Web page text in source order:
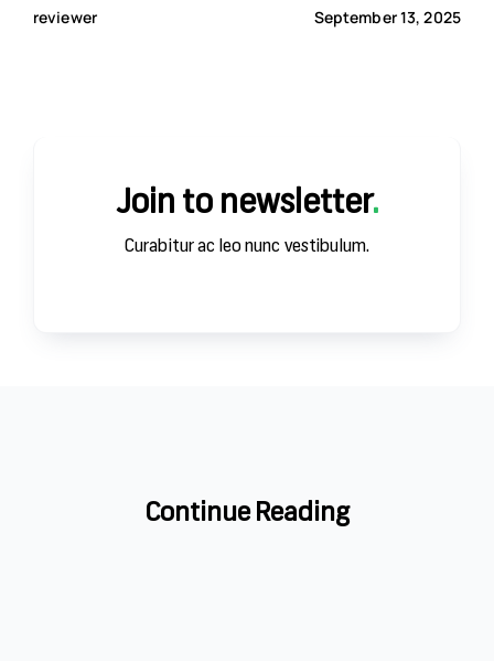
reviewer September 13, 2025
Join to newsletter.
Curabitur ac leo nunc vestibulum.
Continue Reading